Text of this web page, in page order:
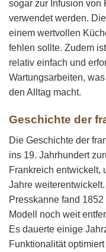
sogar zur Infusion von
verwendet werden.
einem wertvollen
fehlen sollte. Zudem
relativ einfach und
Wartungsarbeiten,
den Alltag macht.
Geschichte der
Die Geschichte der
ins 19. Jahrhundert
Frankreich entwickelt,
Jahre
Presskanne fand
Modell noch weit
Es dauerte einige
Funktionalität